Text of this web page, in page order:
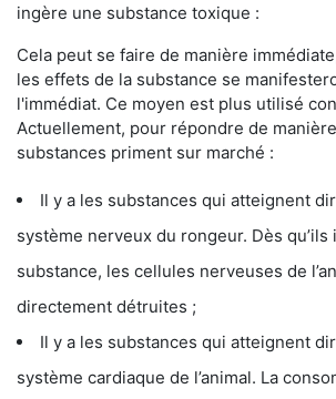
ingère une substance toxique :
Cela peut se faire de manière
les effets de la substance se
l'immédiat. Ce moyen est plus utilisé
Actuellement, pour répondre de
substances priment sur marché :
Il y a les substances qui atteignent
système nerveux du rongeur. Dès
substance, les cellules nerveuses de
directement détruites ;
Il y a les substances qui atteignent
système cardiaque de l’animal. La